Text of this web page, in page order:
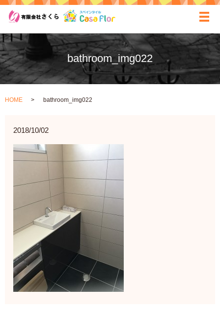
bathroom_img022
HOME bathroom_img022
2018/10/02